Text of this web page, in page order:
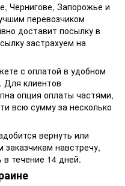
, Чернигове, Запорожье и
перевозчиком
доставит посылку в
застрахуем на
с оплатой в удобном
Для клиентов
опция оплаты частями,
всю сумму за несколько
вернуть или
навстречу,
течение 14 дней.